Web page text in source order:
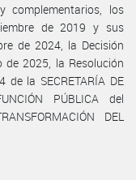
complementarios, los
de 2019 y sus
de 2024, la Decisión
2025, la Resolución
la SECRETARÍA DE
PÚBLICA del
DEL